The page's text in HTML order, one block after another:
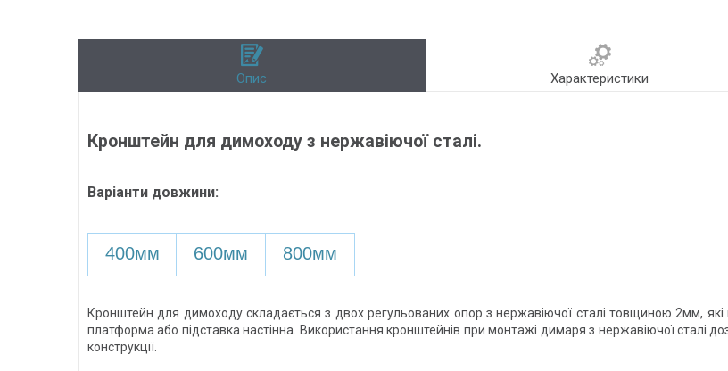
Опис Характеристики
Кронштейн для димоходу з нержавіючої сталі.
Варіанти довжини:
400мм 600мм 800мм
Кронштейн для димоходу складається з двох регульованих опор з нержавіючої сталі товщиною 2мм,
платформа або підставка настінна. Використання кронштейнів при монтажі димаря з нержавіючої сталі
конструкції.